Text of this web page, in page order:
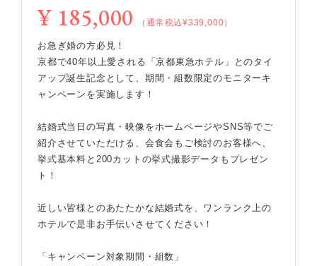
¥ 185,000 （通常税込¥339,000）
お急ぎ婚の方必見！
京都で40年以上愛される「京都東急ホテル」とのタイ
アップ誕生記念として、期間・組数限定のモニターキ
ャンペーンを実施します！
結婚式当日の写真・映像をホームページやSNS等でご
紹介させていただける、会食会もご検討のお客様へ、
挙式基本料と200カットの挙式撮影データもプレゼン
ト！
近しい皆様とのあたたかな結婚式を、ワンランク上の
ホテルで是非お手伝いさせてください！
「キャンペーン対象期間・組数」